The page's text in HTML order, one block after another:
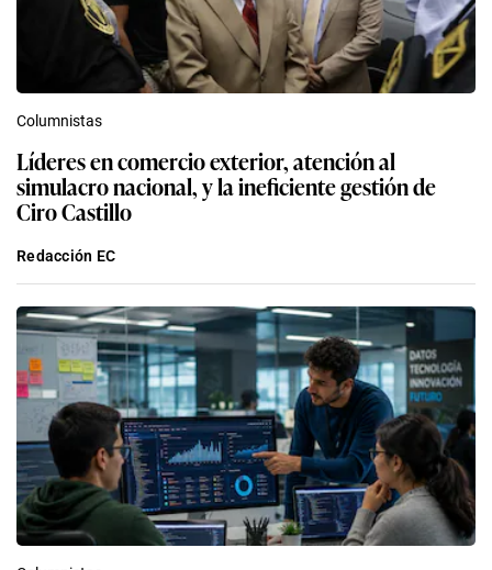
Columnistas
Líderes en comercio exterior, atención al
simulacro nacional, y la ineficiente gestión de
Ciro Castillo
Redacción EC